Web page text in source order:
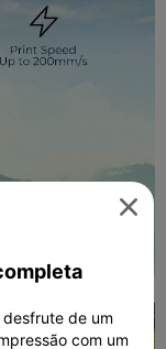

de um
com um